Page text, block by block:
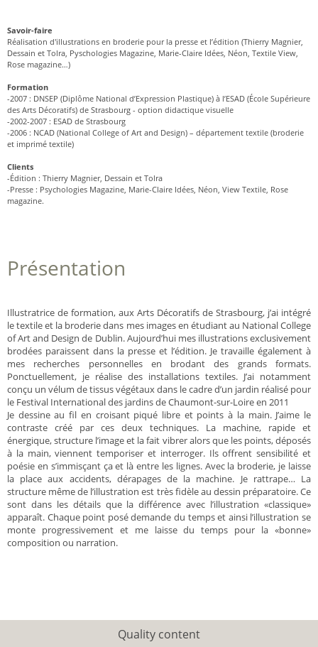
Savoir-faire
Réalisation d'illustrations en broderie pour la presse et l’édition (Thierry Magnier,
Dessain et Tolra, Pyschologies Magazine, Marie-Claire Idées, Néon, Textile View,
Rose magazine…)
Formation
-2007 : DNSEP (Diplôme National d’Expression Plastique) à l’ESAD (École Supérieure
des Arts Décoratifs) de Strasbourg - option didactique visuelle
-2002-2007 : ESAD de Strasbourg
-2006 : NCAD (National College of Art and Design) – département textile (broderie
et imprimé textile)
Clients
-Édition : Thierry Magnier, Dessain et Tolra
-Presse : Psychologies Magazine, Marie-Claire Idées, Néon, View Textile, Rose
magazine.
Présentation
Illustratrice de formation, aux Arts Décoratifs de Strasbourg, j’ai intégré
le textile et la broderie dans mes images en étudiant au National College
of Art and Design de Dublin. Aujourd’hui mes illustrations exclusivement
brodées paraissent dans la presse et l’édition. Je travaille également à
mes recherches personnelles en brodant des grands formats.
Ponctuellement, je réalise des installations textiles. J’ai notamment
conçu un vélum de tissus végétaux dans le cadre d’un jardin réalisé pour
le Festival International des jardins de Chaumont-sur-Loire en 2011
Je dessine au fil en croisant piqué libre et points à la main. J’aime le
contraste créé par ces deux techniques. La machine, rapide et
énergique, structure l’image et la fait vibrer alors que les points, déposés
à la main, viennent temporiser et interroger. Ils offrent sensibilité et
poésie en s’immisçant ça et là entre les lignes. Avec la broderie, je laisse
la place aux accidents, dérapages de la machine. Je rattrape… La
structure même de l’illustration est très fidèle au dessin préparatoire. Ce
sont dans les détails que la différence avec l’illustration «classique»
apparaît. Chaque point posé demande du temps et ainsi l’illustration se
monte progressivement et me laisse du temps pour la «bonne»
composition ou narration.
Quality content